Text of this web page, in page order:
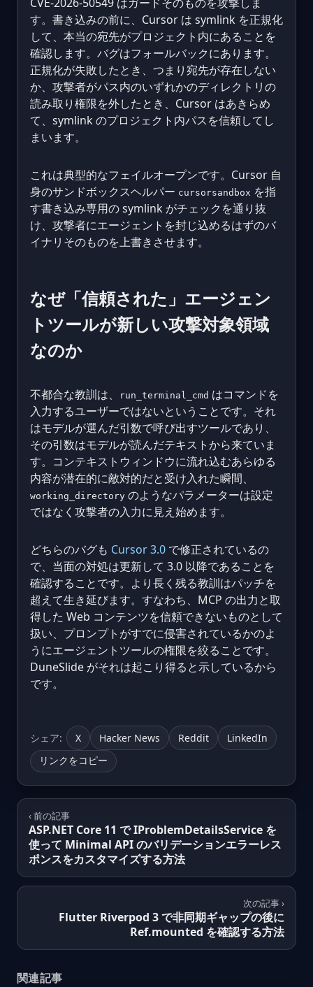
す。書き込みの前に、Cursor は symlink を正規化
して、本当の宛先がプロジェクト内にあることを
確認します。バグはフォールバックにあります。
正規化が失敗したとき、つまり宛先が存在しない
か、攻撃者がパス内のいずれかのディレクトリの
読み取り権限を外したとき、Cursor はあきらめ
て、symlink のプロジェクト内パスを信頼してし
まいます。
これは典型的なフェイルオープンです。Cursor 自
身のサンドボックスヘルパー cursorsandbox を指
す書き込み専用の symlink がチェックを通り抜
け、攻撃者にエージェントを封じ込めるはずのバ
イナリそのものを上書きさせます。
なぜ「信頼された」エージェン
トツールが新しい攻撃対象領域
なのか
不都合な教訓は、 run_terminal_cmd はコマンドを
入力するユーザーではないということです。それ
はモデルが選んだ引数で呼び出すツールであり、
その引数はモデルが読んだテキストから来ていま
す。コンテキストウィンドウに流れ込むあらゆる
内容が潜在的に敵対的だと受け入れた瞬間、
working_directory のようなパラメーターは設定
ではなく攻撃者の入力に見え始めます。
どちらのバグも Cursor 3.0 で修正されているの
で、当面の対処は更新して 3.0 以降であることを
確認することです。より長く残る教訓はパッチを
超えて生き延びます。すなわち、MCP の出力と取
得した Web コンテンツを信頼できないものとして
扱い、プロンプトがすでに侵害されているかのよ
うにエージェントツールの権限を絞ることです。
DuneSlide がそれは起こり得ると示しているから
です。
シェア: X Hacker News Reddit LinkedIn
リンクをコピー
‹ 前の記事
ASP.NET Core 11 で IProblemDetailsService を
使って Minimal API のバリデーションエラーレス
ポンスをカスタマイズする方法
次の記事 ›
Flutter Riverpod 3 で非同期ギャップの後に
Ref.mounted を確認する方法
関連記事